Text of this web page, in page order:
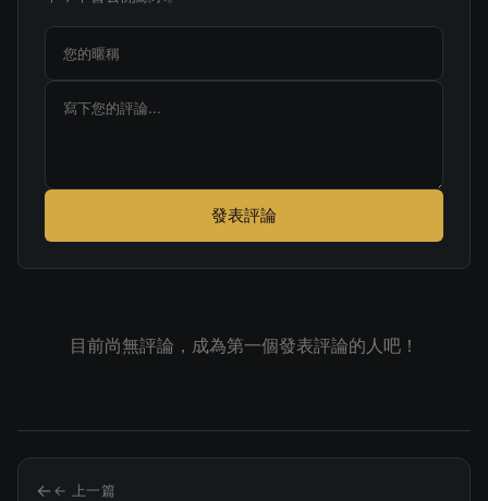
發表評論
目前尚無評論，成為第一個發表評論的人吧！
← 上一篇